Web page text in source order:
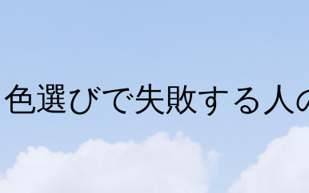
色選びで失敗する